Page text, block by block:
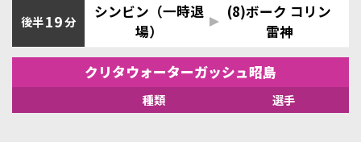
後半19分
シンビン（一時退
場）
(8)ボーク コリン
雷神
クリタウォーターガッシュ昭島
種類 選手